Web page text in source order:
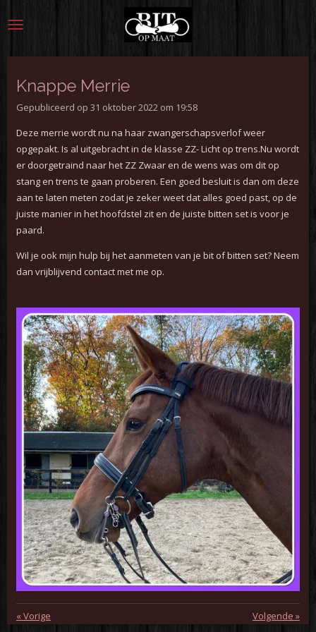
direct
hoofdinhoud
Knappe Merrie
Gepubliceerd op 31 oktober 2022 om 19:58
Deze merrie wordt nu na haar zwangerschapsverlof weer
opgepakt. Is al uitgebracht in de klasse ZZ- Licht op trens.Nu wordt
er doorgetraind naar het ZZ Zwaar en de wens was om dit op
stang en trens te gaan proberen. Een goed besluit is dan om deze
aan te laten meten zodat je zeker weet dat alles goed past, op de
juiste manier in het hoofdstel zit en de juiste bitten set is voor je
paard.
Wil je ook mijn hulp bij het aanmeten van je bit of bitten set? Neem
dan vrijblijvend contact met me op.
«Vorige Volgende »